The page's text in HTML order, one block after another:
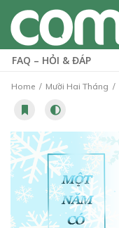
FAQ – HỎI & ĐÁP
Home Mười Hai Tháng